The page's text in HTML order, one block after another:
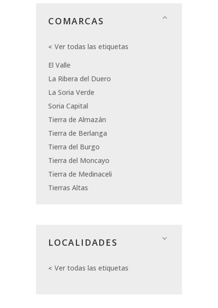
COMARCAS
Ver todas las etiquetas
El Valle
La Ribera del Duero
La Soria Verde
Soria Capital
Tierra de Almazán
Tierra de Berlanga
Tierra del Burgo
Tierra del Moncayo
Tierra de Medinaceli
Tierras Altas
LOCALIDADES
Ver todas las etiquetas